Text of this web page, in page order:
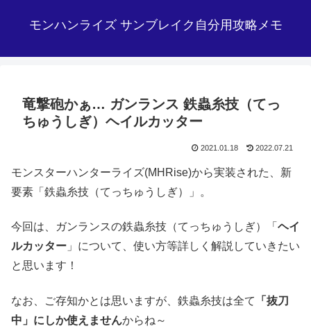
モンハンライズ サンブレイク自分用攻略メモ
竜撃砲かぁ… ガンランス 鉄蟲糸技（てっ
ちゅうしぎ）ヘイルカッター
2021.01.18 2022.07.21
モンスターハンターライズ(MHRise)から実装された、新
要素「鉄蟲糸技（てっちゅうしぎ）」。
今回は、ガンランスの鉄蟲糸技（てっちゅうしぎ）「 ヘイ
ルカッター 」について、使い方等詳しく解説していきたい
と思います！
なお、ご存知かとは思いますが、鉄蟲糸技は全て
「抜刀
中」にしか使えませんからね～